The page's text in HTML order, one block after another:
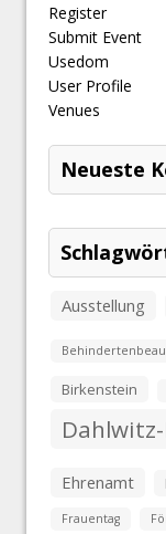
Register
Submit Event
Usedom
User Profile
Venues
Neueste
Ausstellung
Birkenstein
Ehrenamt
Frauentag